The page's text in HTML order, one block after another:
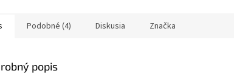
Podobné (4) Diskusia Značka
popis